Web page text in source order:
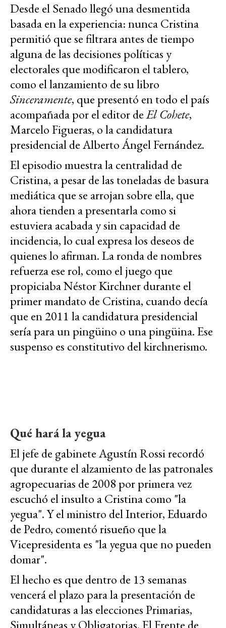
Desde el Senado llegó una desmentida
basada en la experiencia: nunca Cristina
permitió que se filtrara antes de tiempo
alguna de las decisiones políticas y
electorales que modificaron el tablero,
como el lanzamiento de su libro
Sinceramente, que presentó en todo el país
acompañada por el editor deEl Cohete,
Marcelo Figueras, o la candidatura
presidencial de Alberto Ángel Fernández.
El episodio muestra la centralidad de
Cristina, a pesar de las toneladas de basura
mediática que se arrojan sobre ella, que
ahora tienden a presentarla como si
estuviera acabada y sin capacidad de
incidencia, lo cual expresa los deseos de
quienes lo afirman. La ronda de nombres
refuerza ese rol, como el juego que
propiciaba Néstor Kirchner durante el
primer mandato de Cristina, cuando decía
que en 2011 la candidatura presidencial
sería para un pingüino o una pingüina. Ese
suspenso es constitutivo del kirchnerismo.
Qué hará la yegua
El jefe de gabinete Agustín Rossi recordó
que durante el alzamiento de las patronales
agropecuarias de 2008 por primera vez
escuchó el insulto a Cristina como "la
yegua". Y el ministro del Interior, Eduardo
de Pedro, comentó risueño que la
Vicepresidenta es "la yegua que no pueden
domar".
El hecho es que dentro de 13 semanas
vencerá el plazo para la presentación de
candidaturas a las elecciones Primarias,
Simultáneas y Obligatorias. El Frente de